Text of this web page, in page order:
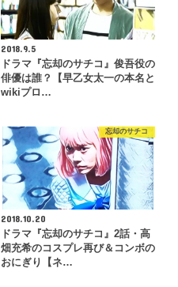
2018.9.5
ドラマ『忘却のサチコ』俊吾役の
俳優は誰？【早乙女太一の本名と
wikiプロ…
忘却のサチコ
2018.10.20
ドラマ『忘却のサチコ』2話・高
畑充希のコスプレ再び＆コンボの
おにぎり【ネ…